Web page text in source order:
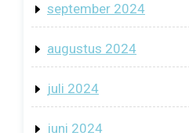
september 2024
augustus 2024
juli 2024
juni 2024